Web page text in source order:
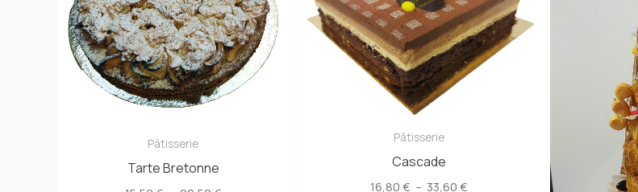
Pâtisserie
Tarte Bretonne
Pâtisserie
Cascade
16,80 € – 33,60 €